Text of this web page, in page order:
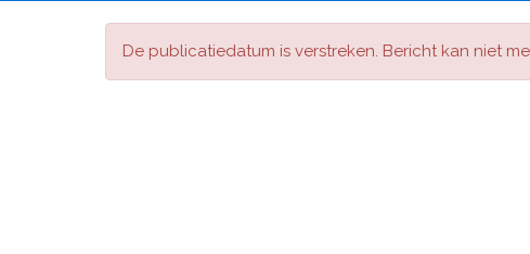
De publicatiedatum is verstreken. Bericht kan niet